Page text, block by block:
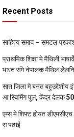
Recent Posts
साहित्य समाद – समटल
प्राथमिक शि‍क्षा मे मैथि‍ली
भारत संगे नेपालक मैथिल लेलनि
सात जिला मे बनत
आ स्विमिंग पुल, केंद्र देलक
एम्स मे शिफ्ट होयत
स पढाई